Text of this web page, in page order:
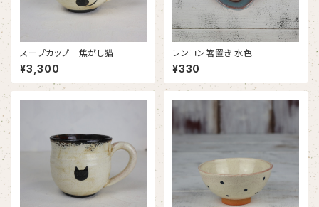
スープカップ 焦がし猫
¥3,300
レンコン箸置き 水色
¥330